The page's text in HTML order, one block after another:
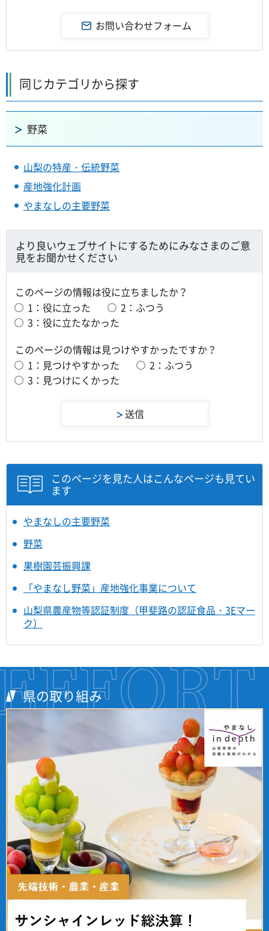
同じカテゴリから探す
野菜
山梨の特産・伝統野菜
産地強化計画
やまなしの主要野菜
より良いウェブサイトにするためにみなさまのご意
見をお聞かせください
このページの情報は役に立ちましたか？
1：役に立った
2：ふつう
3：役に立たなかった
このページの情報は見つけやすかったですか？
1：見つけやすかった
2：ふつう
3：見つけにくかった
このページを見た人はこんなページも見てい
ます
やまなしの主要野菜
野菜
果樹園芸振興課
「やまなし野菜」産地強化事業について
山梨県農産物等認証制度（甲斐路の認証食品・3Eマー
ク）
県の取り組み